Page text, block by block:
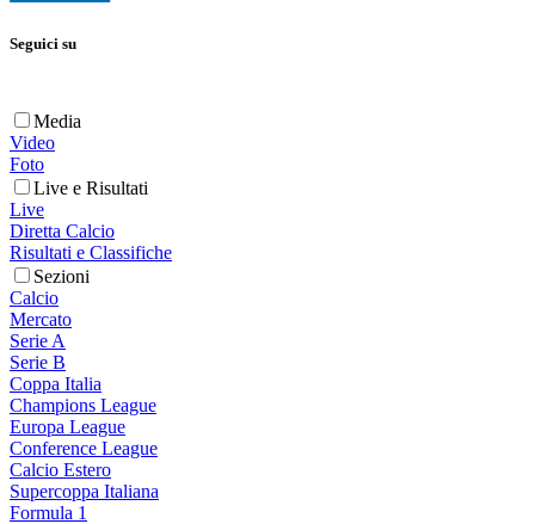
Seguici su
Media
Video
Foto
Live e Risultati
Live
Diretta Calcio
Risultati e Classifiche
Sezioni
Calcio
Mercato
Serie A
Serie B
Coppa Italia
Champions League
Europa League
Conference League
Calcio Estero
Supercoppa Italiana
Formula 1